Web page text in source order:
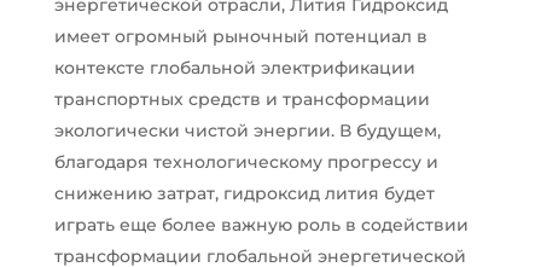
энергетической отрасли, Лития Гидроксид
имеет огромный рыночный потенциал в
контексте глобальной электрификации
транспортных средств и трансформации
экологически чистой энергии. В будущем,
благодаря технологическому прогрессу и
снижению затрат, гидроксид лития будет
играть еще более важную роль в содействии
трансформации глобальной энергетической